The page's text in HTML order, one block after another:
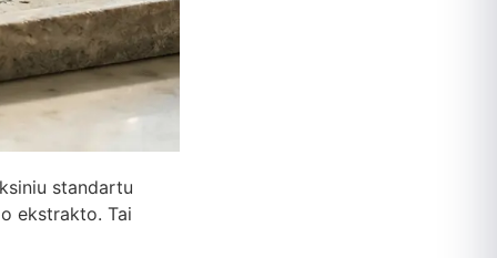
standartu
ekstrakto. Tai